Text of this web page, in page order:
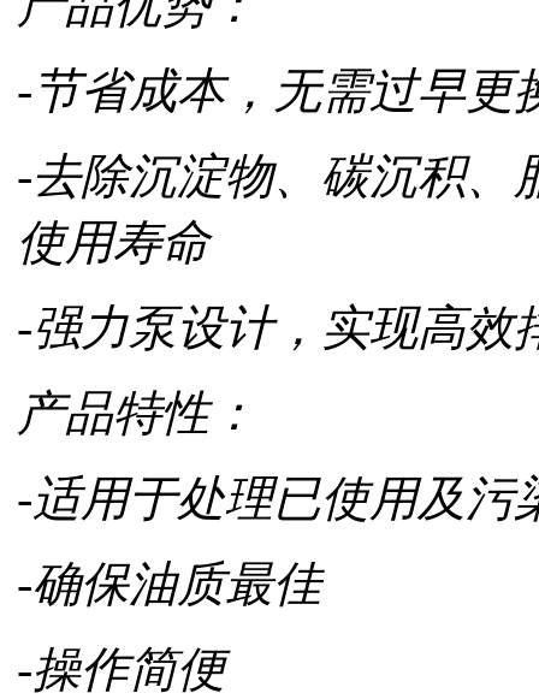
-节省成本，无需过早更
-去除沉淀物、碳沉积、
使用寿命
-强力泵设计，实现高效
产品特性：
-适用于处理已使用及污
-确保油质最佳
-操作简便